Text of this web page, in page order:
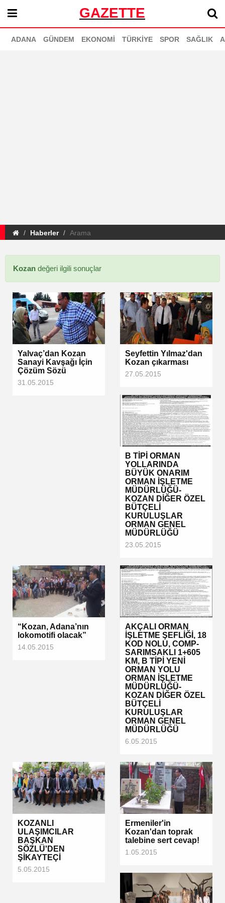
GAZETTE
ADANA GÜNDEM EKONOMİ TÜRKİYE SPOR SAĞLIK
Haberler Arama
Kozan değeri ilgili sonuçlar
Yalvaç’dan Kozan
Sanayi Kavşağı İçin
Çözüm Sözü
31.05.2015
Seyfettin Yılmaz'dan
Kozan çıkarması
27.05.2015
B TİPİ ORMAN
YOLLARINDA
BÜYÜK ONARIM
ORMAN İŞLETME
MÜDÜRLÜĞÜ-
KOZAN DİĞER ÖZEL
BÜTÇELİ
KURULUŞLAR
ORMAN GENEL
MÜDÜRLÜĞÜ
23.05.2015
“Kozan, Adana’nın
lokomotifi olacak”
14.05.2015
AKÇALI ORMAN
İŞLETME ŞEFLİĞİ, 18
KOD NOLU, COMP-
SARIMSAKLI 1+605
KM, B TİPİ YENİ
ORMAN YOLU
ORMAN İŞLETME
MÜDÜRLÜĞÜ-
KOZAN DİĞER ÖZEL
BÜTÇELİ
KURULUŞLAR
ORMAN GENEL
MÜDÜRLÜĞÜ
6.05.2015
KOZANLI
ULAŞIMCILAR
BAŞKAN
SÖZLÜ'DEN
ŞİKAYTEÇİ
5.05.2015
Ermeniler'in
Kozan'dan toprak
talebine sert cevap!
1.05.2015